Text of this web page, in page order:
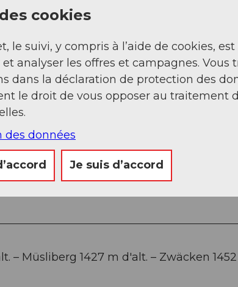
Nov Déc
– Müsliberg 1427 m d'alt. – Zwäcken
cookies
le suivi, y compris à l’aide de cookies,
analyser les offres et campagnes. Vous
dans la déclaration de protection des
le droit de vous opposer au traitement
des données
Je suis d’accord